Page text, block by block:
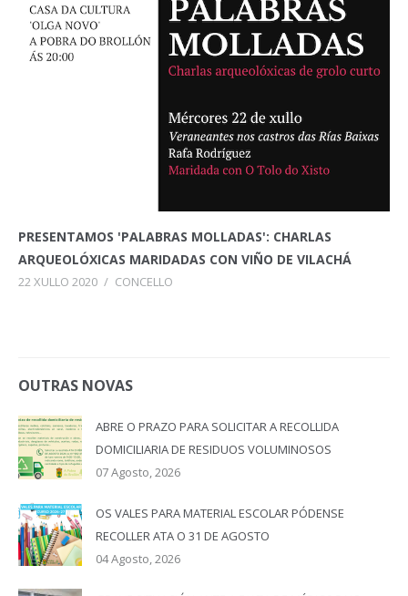
PRESENTAMOS 'PALABRAS MOLLADAS': CHARLAS
ARQUEOLÓXICAS MARIDADAS CON VIÑO DE VILACHÁ
22 XULLO 2020 / CONCELLO
OUTRAS NOVAS
ABRE O PRAZO PARA SOLICITAR A RECOLLIDA
DOMICILIARIA DE RESIDUOS VOLUMINOSOS
07 Agosto, 2026
OS VALES PARA MATERIAL ESCOLAR PÓDENSE
RECOLLER ATA O 31 DE AGOSTO
04 Agosto, 2026